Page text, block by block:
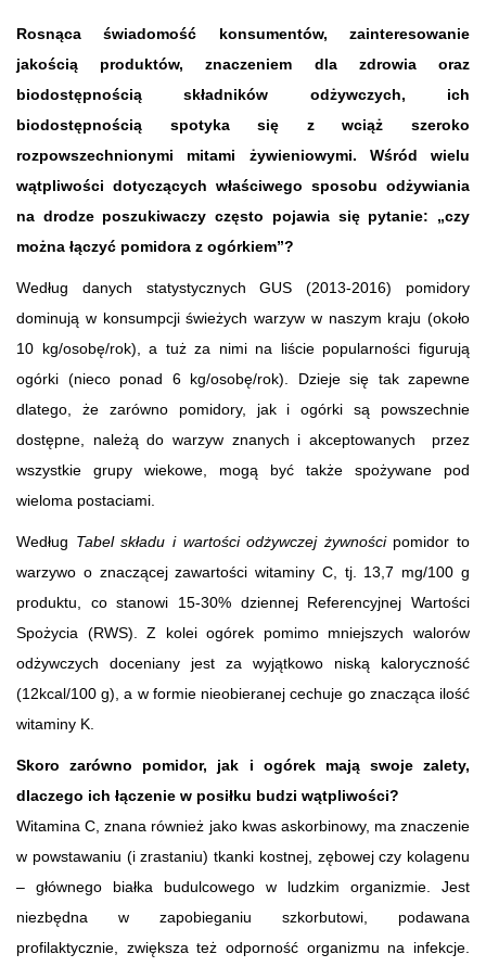
Rosnąca świadomość konsumentów, zainteresowanie
jakością produktów, znaczeniem dla zdrowia oraz
biodostępnością składników odżywczych, ich
biodostępnością spotyka się z wciąż szeroko
rozpowszechnionymi mitami żywieniowymi. Wśród wielu
wątpliwości dotyczących właściwego sposobu odżywiania
na drodze poszukiwaczy często pojawia się pytanie: „czy
można łączyć pomidora z ogórkiem”?
Według danych statystycznych GUS (2013-2016) pomidory
dominują w konsumpcji świeżych warzyw w naszym kraju (około
10 kg/osobę/rok), a tuż za nimi na liście popularności figurują
ogórki (nieco ponad 6 kg/osobę/rok). Dzieje się tak zapewne
dlatego, że zarówno pomidory, jak i ogórki są powszechnie
dostępne, należą do warzyw znanych i akceptowanych przez
wszystkie grupy wiekowe, mogą być także spożywane pod
wieloma postaciami.
Według Tabel składu i wartości odżywczej żywnościpomidor to
warzywo o znaczącej zawartości witaminy C, tj. 13,7 mg/100 g
produktu, co stanowi 15-30% dziennej Referencyjnej Wartości
Spożycia (RWS). Z kolei ogórek pomimo mniejszych walorów
odżywczych doceniany jest za wyjątkowo niską kaloryczność
(12kcal/100 g), a w formie nieobieranej cechuje go znacząca ilość
witaminy K.
Skoro zarówno pomidor, jak i ogórek mają swoje zalety,
dlaczego ich łączenie w posiłku budzi wątpliwości?
Witamina C, znana również jako kwas askorbinowy, ma znaczenie
w powstawaniu (i zrastaniu) tkanki kostnej, zębowej czy kolagenu
– głównego białka budulcowego w ludzkim organizmie. Jest
niezbędna w zapobieganiu szkorbutowi, podawana
profilaktycznie, zwiększa też odporność organizmu na infekcje.